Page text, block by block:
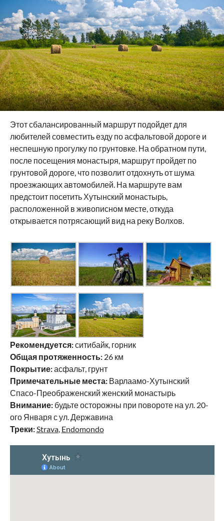
Этот сбалансированный маршрут подойдет для
любителей совместить езду по асфальтовой дороге и
неспешную прогулку по грунтовке. На обратном пути,
после посещения монастыря, маршрут пройдет по
грунтовой дороге, что позволит отдохнуть от шума
проезжающих автомобилей. На маршруте вам
предстоит посетить Хутынский монастырь,
расположенной в живописном месте, откуда
открывается потрясающий вид на реку Волхов.
Рекомендуется:ситибайк, горник
Общая протяженность:26 км
Покрытие:асфальт, грунт
Примечательные места:Варлаамо-Хутынский
Спасо-Преображенский женский монастырь
Внимание:будьте осторожны при повороте на ул. 20-
ого Января с ул. Державина
Треки:Strava, Endomondo